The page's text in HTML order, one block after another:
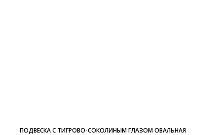
ПОДВЕСКА С ТИГРОВО-СОКОЛИНЫМ ГЛАЗОМ ОВАЛЬНАЯ